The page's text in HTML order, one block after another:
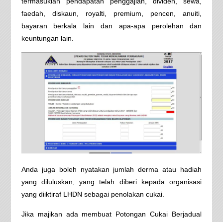
faedah, diskaun, royalti, premium, pencen, anuiti,
bayaran berkala lain dan apa-apa perolehan dan
keuntungan lain.
Anda juga boleh nyatakan jumlah derma atau hadiah
yang diluluskan, yang telah diberi kepada organisasi
yang diiktiraf LHDN sebagai penolakan cukai.
Jika majikan ada membuat Potongan Cukai Berjadual